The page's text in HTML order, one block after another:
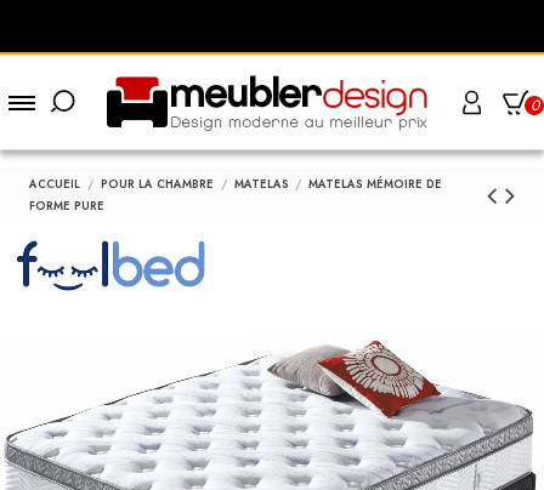
0
ACCUEIL POUR LA CHAMBRE MATELAS
MATELAS MÉMOIRE DE
FORME PURE